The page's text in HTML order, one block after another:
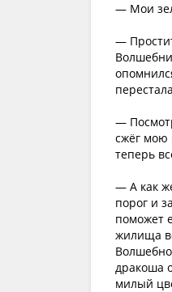
— Мои
—
—
сжёг мою
теперь
— А как
порог и
поможет
жилища
дракоша
милый